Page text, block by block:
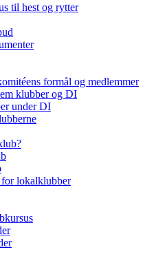
til hest og rytter
formål og medlemmer
klubber og DI
under DI
for lokalklubber